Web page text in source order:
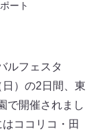
ート
ルフェスタ
）の2日間、東
で開催されまし
ココリコ・田